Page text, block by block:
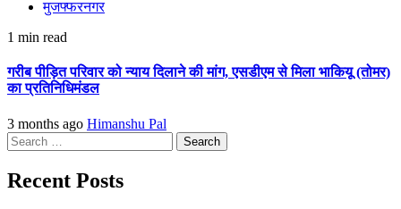
मुजफ्फरनगर
1 min read
गरीब पीड़ित परिवार को न्याय दिलाने की मांग, एसडीएम से मिला भाकियू (तोमर)
का प्रतिनिधिमंडल
3 months ago Himanshu Pal
Search
for:
Recent Posts